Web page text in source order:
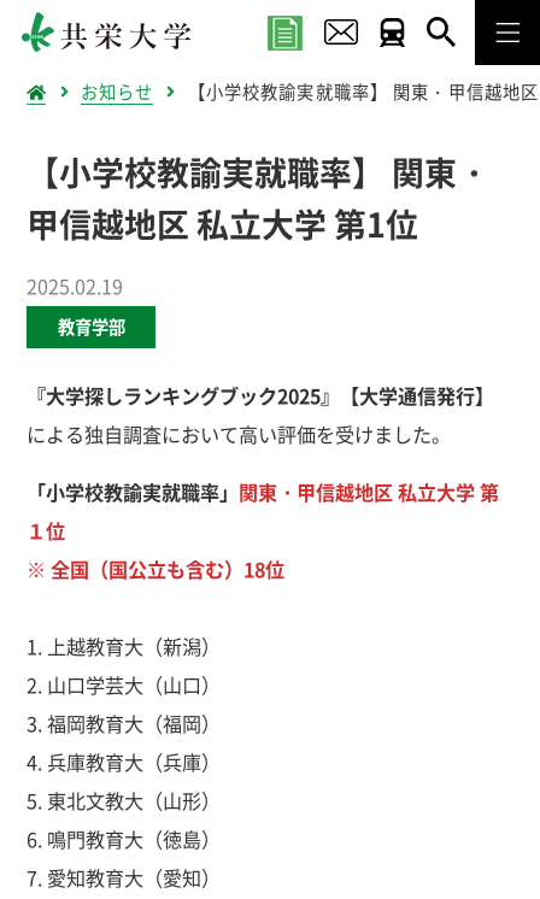
お知らせ 【小学校教諭実就職率】 関東・甲信越
【小学校教諭実就職率】 関東・
甲信越地区 私立大学 第1位
2025.02.19
教育学部
『大学探しランキングブック2025』【大学通信発行】
による独自調査において高い評価を受けました。
「小学校教諭実就職率」 関東・甲信越地区 私立大学第
１位
※ 全国（国公立も含む）18位
1. 上越教育大（新潟）
2. 山口学芸大（山口）
3. 福岡教育大（福岡）
4. 兵庫教育大（兵庫）
5. 東北文教大（山形）
6. 鳴門教育大（徳島）
7. 愛知教育大（愛知）